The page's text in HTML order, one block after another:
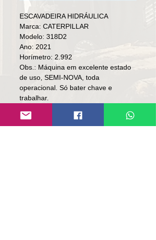
ESCAVADEIRA HIDRÁULICA
Marca: CATERPILLAR
Modelo: 318D2
Ano: 2021
Horímetro: 2.992
Obs.: Máquina em excelente estado
de uso, SEMI-NOVA, toda
operacional. Só bater chave e
trabalhar.
👉🏻NF. DE ORIGEM.
Preço: R$ 612,000